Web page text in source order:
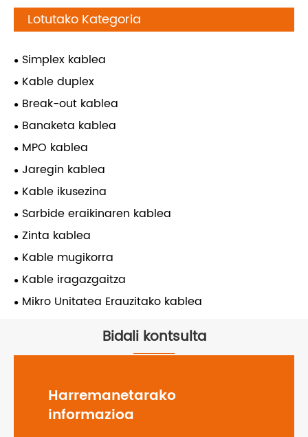
Lotutako Kategoria
Simplex kablea
Kable duplex
Break-out kablea
Banaketa kablea
MPO kablea
Jaregin kablea
Kable ikusezina
Sarbide eraikinaren kablea
Zinta kablea
Kable mugikorra
Kable iragazgaitza
Mikro Unitatea Erauzitako kablea
Bidali kontsulta
Harremanetarako
informazioa